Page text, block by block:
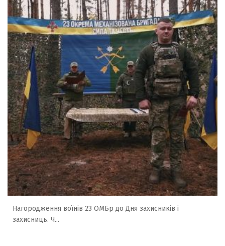
Нагородження воїнів 23 ОМБр до Дня захисників і
захисниць. Ч...